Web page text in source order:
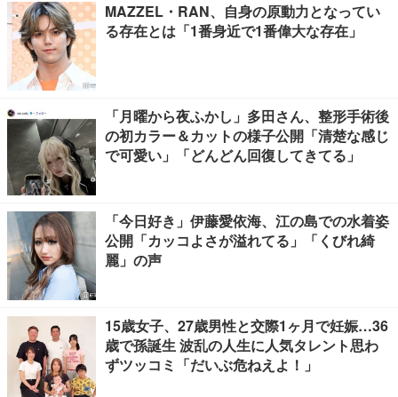
MAZZEL・RAN、自身の原動力となってい
る存在とは「1番身近で1番偉大な存在」
「月曜から夜ふかし」多田さん、整形手術後
の初カラー＆カットの様子公開「清楚な感じ
で可愛い」「どんどん回復してきてる」
「今日好き」伊藤愛依海、江の島での水着姿
公開「カッコよさが溢れてる」「くびれ綺
麗」の声
15歳女子、27歳男性と交際1ヶ月で妊娠…36
歳で孫誕生 波乱の人生に人気タレント思わ
ずツッコミ「だいぶ危ねえよ！」